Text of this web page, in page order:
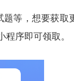
等，想要获取
程序即可领取。